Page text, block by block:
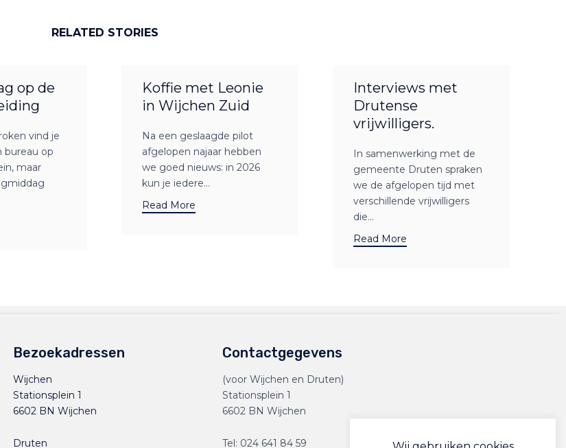
RELATED STORIES
op de
vind je
bureau op
maar
Koffie met Leonie
in Wijchen Zuid
Na een geslaagde pilot
afgelopen najaar hebben
we goed nieuws: in 2026
kun je iedere...
Read More
Interviews met
Drutense
vrijwilligers.
In samenwerking met de
gemeente Druten spraken
we de afgelopen tijd met
verschillende vrijwilligers
die...
Read More
Bezoekadressen
Wijchen
Stationsplein 1
6602 BN Wijchen
Druten
Contactgegevens
(voor Wijchen en Druten)
Stationsplein 1
6602 BN Wijchen
Tel: 024 641 84 59